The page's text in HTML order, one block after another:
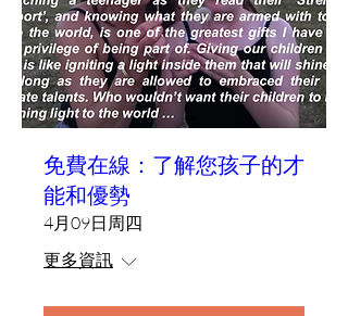
免費在線：了解您孩子的才
能和優勢
4月09日周四
更多資訊